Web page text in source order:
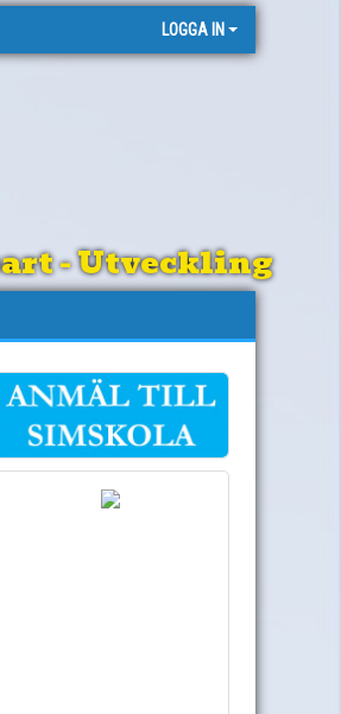
LOGGA IN
- Utveckling